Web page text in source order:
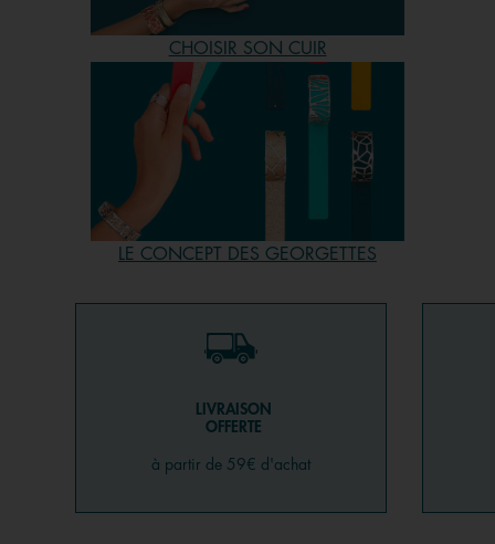
naturelle avec un autre d’une ligne différente. Du côté de
nos iconiques comme Girafe (au top de nos meilleures
ventes), tous les modèles peuvent s’associer à d’autres. En
bref, notre site vous offre aujourd’hui un choix infini pour
(vous) faire plaisir. Allez jeter un œil et profitez de la
livraison gratuite pour plus de 59€ d’achat. Vous pourrez
suivre votre commande depuis votre compte client en
ligne. Alors venez vite trouver vos perles rares parmi les
bijoux Les Georgettes !
CHOISIR SON CUIR
LE CONCEPT DES GEORGETTES
LIVRAISON
OFFERTE
à partir de 59€ d'achat